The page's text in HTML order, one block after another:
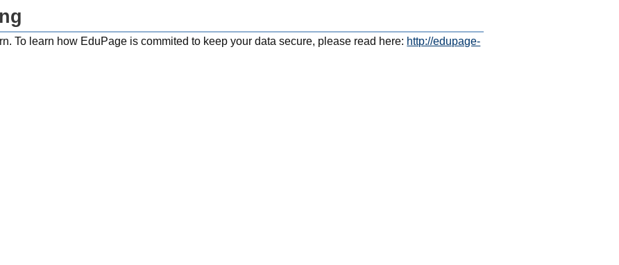
To learn how EduPage is commited to keep your data secure, please read here: http://edupage-